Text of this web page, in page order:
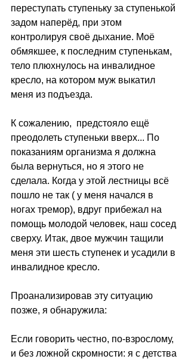
переступать ступеньку за ступенькой
задом наперёд, при этом
контролируя своё дыхание. Моё
обмякшее, к последним ступенькам,
тело плюхнулось на инвалидное
кресло, на котором муж выкатил
меня из подъезда.
К сожалению,  предстояло ещё
преодолеть ступеньки вверх... По
показаниям организма я должна
была вернуться, но я этого не
сделала. Когда у этой лестницы всё
пошло не так ( у меня начался в
ногах тремор), вдруг прибежал на
помощь молодой человек, наш сосед
сверху. Итак, двое мужчин тащили
меня эти шесть ступенек и усадили в
инвалидное кресло.
Проанализировав эту ситуацию
позже, я обнаружила:
Если говорить честно, по-взрослому,
и без ложной скромности: я с детства